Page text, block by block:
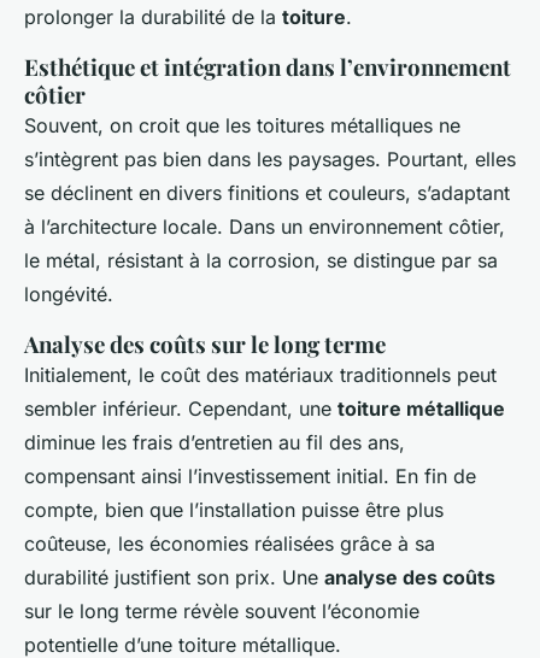
prolonger la durabilité de la toiture.
Esthétique et intégration dans l’environnement
côtier
Souvent, on croit que les toitures métalliques ne
s’intègrent pas bien dans les paysages. Pourtant, elles
se déclinent en divers finitions et couleurs, s’adaptant
à l’architecture locale. Dans un environnement côtier,
le métal, résistant à la corrosion, se distingue par sa
longévité.
Analyse des coûts sur le long terme
Initialement, le coût des matériaux traditionnels peut
sembler inférieur. Cependant, une toiture métallique
diminue les frais d’entretien au fil des ans,
compensant ainsi l’investissement initial. En fin de
compte, bien que l’installation puisse être plus
coûteuse, les économies réalisées grâce à sa
durabilité justifient son prix. Une analyse des coûts
sur le long terme révèle souvent l’économie
potentielle d’une toiture métallique.